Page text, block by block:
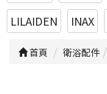
LILAIDEN
INAX
首頁 衛浴配件